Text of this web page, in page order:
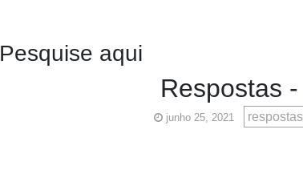
Pesquise aqui
Respostas
junho 25, 2021 respostas